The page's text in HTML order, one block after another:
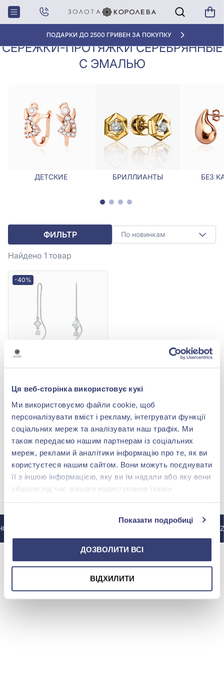
Ця веб-сторінка використовує кукі
Ми використовуємо файли cookie, щоб
персоналізувати вміст і рекламу, інтегрувати функції
соціальних мереж та аналізувати наш трафік. Ми
також передаємо нашим партнерам із соціальних
мереж, реклами й аналітики інформацію про те, як ви
користуєтеся нашим сайтом. Вони можуть поєднувати
її з іншою інформацією, яку ви їм надали або яку вони
зібрали під час вашого користування їхніми
Показати подробиці
ДОЗВОЛИТИ ВСІ
ВІДХИЛИТИ
ПОДАРКИ ДО 2500 ГРИВЕН ЗА ПОКУПКУ
Главная Серьги
Сережки-протяжки серебрянные с
эмалью
СЕРЕЖКИ-ПРОТЯЖКИ СЕРЕБРЯННЫЕ
С ЭМАЛЬЮ
ДЕТСКИЕ БРИЛЛИАНТЫ БЕЗ
ФИЛЬТР По новинкам
Найдено 1 товар
-40%
серебра 925° с эмалью,
4 758,00 грн
2 854,80 грн
(арт. R194сР)
Купить
МЫ В INSTAGRAM
@ZOLOTAKOROLEVA В ИНСТАГРАМ